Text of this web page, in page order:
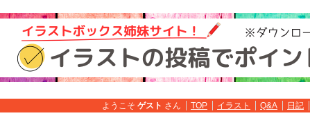
ようこそ ゲスト さん TOP イラスト Q&A 日記